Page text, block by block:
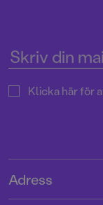
Klicka här för
Adress